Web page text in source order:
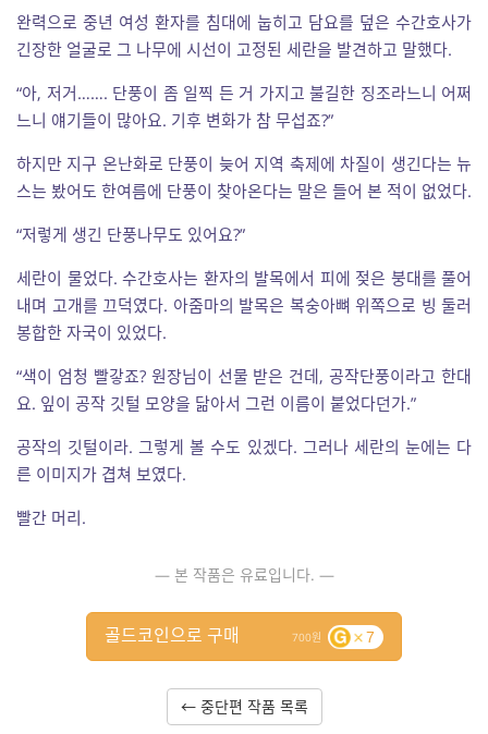
완력으로 중년 여성 환자를 침대에 눕히고 담요를 덮은 수간호사가
긴장한 얼굴로 그 나무에 시선이 고정된 세란을 발견하고 말했다.
“아, 저거……. 단풍이 좀 일찍 든 거 가지고 불길한 징조라느니 어쩌
느니 얘기들이 많아요. 기후 변화가 참 무섭죠?”
하지만 지구 온난화로 단풍이 늦어 지역 축제에 차질이 생긴다는 뉴
스는 봤어도 한여름에 단풍이 찾아온다는 말은 들어 본 적이 없었다.
“저렇게 생긴 단풍나무도 있어요?”
세란이 물었다. 수간호사는 환자의 발목에서 피에 젖은 붕대를 풀어
내며 고개를 끄덕였다. 아줌마의 발목은 복숭아뼈 위쪽으로 빙 둘러
봉합한 자국이 있었다.
“색이 엄청 빨갛죠? 원장님이 선물 받은 건데, 공작단풍이라고 한대
요. 잎이 공작 깃털 모양을 닮아서 그런 이름이 붙었다던가.”
공작의 깃털이라. 그렇게 볼 수도 있겠다. 그러나 세란의 눈에는 다
른 이미지가 겹쳐 보였다.
빨간 머리.
— 본 작품은 유료입니다. —
700 7
골드코인으로 구매
← 중단편 작품 목록